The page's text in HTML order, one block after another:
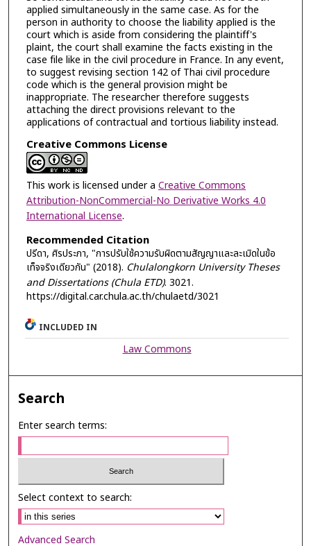
applied simultaneously in the same case. As for the
person in authority to choose the liability applied is the
court which is aside from considering the plaintiff's
plaint, the court shall examine the facts existing in the
case file like in the civil procedure in France. In any event,
to suggest revising section 142 of Thai civil procedure
code which is the general provision might be
inappropriate. The researcher therefore suggests
attaching the direct provisions relevant to the
applications of contractual and tortious liability instead.
Creative Commons License
This work is licensed under a Creative Commons
Attribution-NonCommercial-No Derivative Works 4.0
International License.
Recommended Citation
ปรีดา, ศิรประภา, "การปรับใช้ความรับผิดตามสัญญาและละเมิดในข้อ
เท็จจริงเดียวกัน" (2018). Chulalongkorn University Theses
and Dissertations (Chula ETD). 3021.
https://digital.car.chula.ac.th/chulaetd/3021
INCLUDED IN
Law Commons
Search
Enter search terms:
Select context to search:
Advanced Search